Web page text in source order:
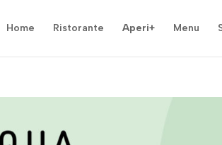
Home Ristorante Aperi+ Menu